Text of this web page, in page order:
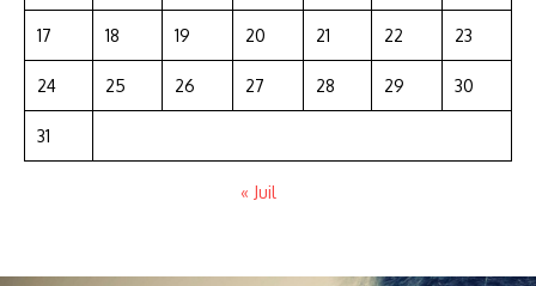
17 18 19 20 21 22 23
24 25 26 27 28 29 30
31
« Juil